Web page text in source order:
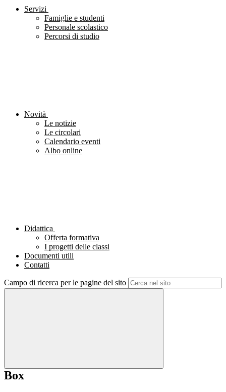
Servizi
Famiglie e studenti
Personale scolastico
Percorsi di studio
Novità
Le notizie
Le circolari
Calendario eventi
Albo online
Didattica
Offerta formativa
I progetti delle classi
Documenti utili
Contatti
Campo di ricerca per le pagine del sito
Box